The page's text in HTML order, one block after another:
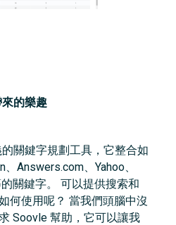
的樂趣
關鍵字規劃工具，它整合如
Answers.com、Yahoo、
關鍵字。 可以提供搜索和
何使用呢？ 當我們頭腦中沒
Soovle 幫助，它可以讓我